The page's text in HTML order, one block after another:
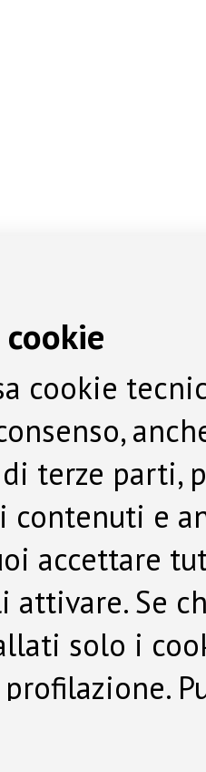
cookie
terze parti,
contenuti e
accettare
attivare. Se
solo i